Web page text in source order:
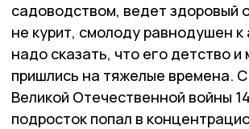
садоводством, ведет здоровый
не курит, смолоду равнодушен к
надо сказать, что его детство и
пришлись на тяжелые времена.
Великой Отечественной войны
подросток попал в